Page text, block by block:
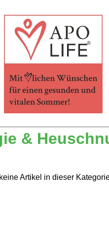
&
Artikel in dieser